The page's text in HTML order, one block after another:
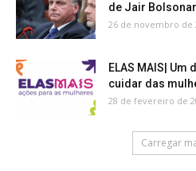
de Jair
26 de novembro de
ELAS MAIS|
cuidar das
28 de fevereiro de
Carregar